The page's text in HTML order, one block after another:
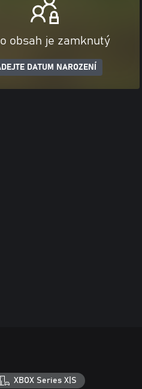
obsah je zamknutý
DATUM NAROZENÍ
XBOX Series X|S